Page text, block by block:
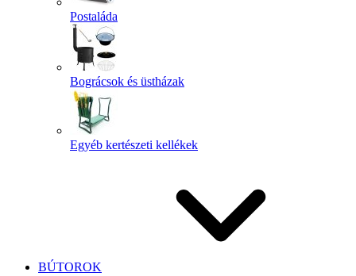
Postaláda
Bográcsok és üstházak
Egyéb kertészeti kellékek
BÚTOROK